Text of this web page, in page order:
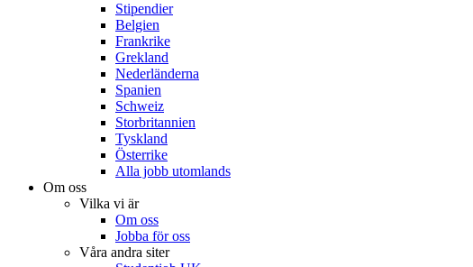
Stipendier
Belgien
Frankrike
Grekland
Nederländerna
Spanien
Schweiz
Storbritannien
Tyskland
Österrike
Alla jobb utomlands
Om oss
Vilka vi är
Om oss
Jobba för oss
Våra andra siter